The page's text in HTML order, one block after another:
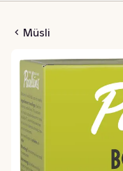
Müsli
Hallon & Jordgubb